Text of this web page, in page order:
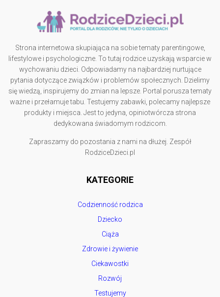
Strona internetowa skupiająca na sobie tematy parentingowe,
lifestylowe i psychologiczne. To tutaj rodzice uzyskają wsparcie w
wychowaniu dzieci. Odpowiadamy na najbardziej nurtujące
pytania dotyczące związków i problemów społecznych. Dzielimy
się wiedzą, inspirujemy do zmian na lepsze. Portal porusza tematy
ważne i przełamuje tabu. Testujemy zabawki, polecamy najlepsze
produkty i miejsca. Jest to jedyna, opiniotwórcza strona
dedykowana świadomym rodzicom.
Zapraszamy do pozostania z nami na dłużej. Zespół
RodziceDzieci.pl
KATEGORIE
Codzienność rodzica
Dziecko
Ciąża
Zdrowie i żywienie
Ciekawostki
Rozwój
Testujemy